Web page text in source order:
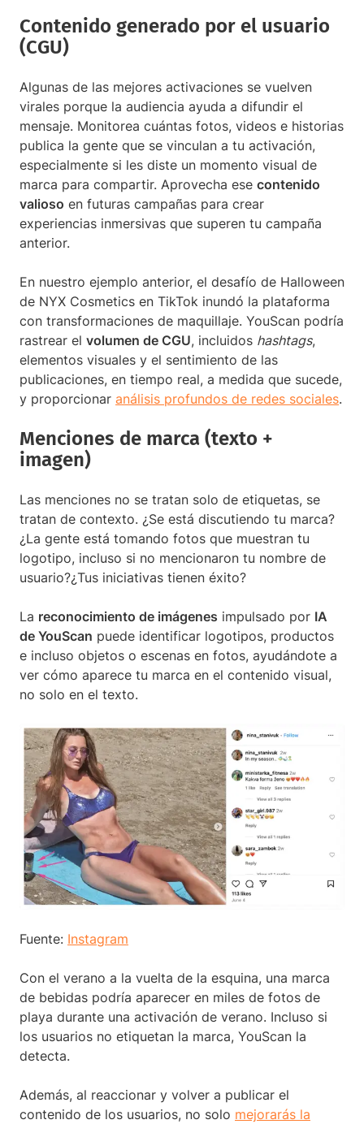
Contenido generado por el usuario
(CGU)
Algunas de las mejores activaciones se vuelven
virales porque la audiencia ayuda a difundir el
mensaje. Monitorea cuántas fotos, videos e historias
publica la gente que se vinculan a tu activación,
especialmente si les diste un momento visual de
marca para compartir. Aprovecha ese contenido
valioso en futuras campañas para crear
experiencias inmersivas que superen tu campaña
anterior.
En nuestro ejemplo anterior, el desafío de Halloween
de NYX Cosmetics en TikTok inundó la plataforma
con transformaciones de maquillaje. YouScan podría
rastrear el volumen de CGU, incluidos hashtags,
elementos visuales y el sentimiento de las
publicaciones, en tiempo real, a medida que sucede,
y proporcionar análisis profundos de redes sociales.
Menciones de marca (texto +
imagen)
Las menciones no se tratan solo de etiquetas, se
tratan de contexto. ¿Se está discutiendo tu marca?
¿La gente está tomando fotos que muestran tu
logotipo, incluso si no mencionaron tu nombre de
usuario?¿Tus iniciativas tienen éxito?
La reconocimiento de imágenes impulsado por IA
de YouScan puede identificar logotipos, productos
e incluso objetos o escenas en fotos, ayudándote a
ver cómo aparece tu marca en el contenido visual,
no solo en el texto.
Fuente: Instagram
Con el verano a la vuelta de la esquina, una marca
de bebidas podría aparecer en miles de fotos de
playa durante una activación de verano. Incluso si
los usuarios no etiquetan la marca, YouScan la
detecta.
Además, al reaccionar y volver a publicar el
contenido de los usuarios, no solo mejorarás la